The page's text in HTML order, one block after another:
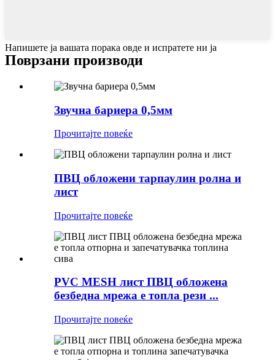
Напишете ја вашата порака овде и испратете ни ја
Поврзани производи
Звучна бариера 0,5мм
Прочитајте повеќе
ПВЦ обложени тарпаулин ролна и
лист
Прочитајте повеќе
PVC MESH лист ПВЦ обложена
безбедна мрежа е топла рези ...
Прочитајте повеќе